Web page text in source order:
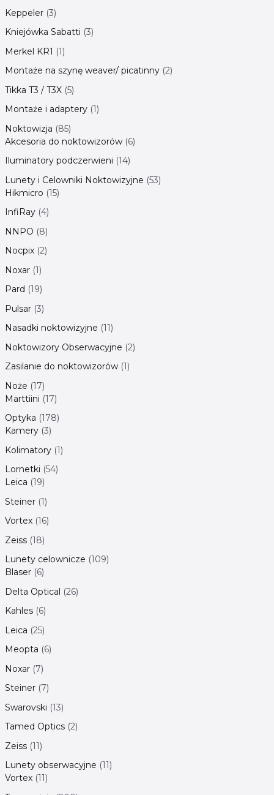
Keppeler 3
Kniejówka Sabatti 3
Merkel KR1 1
Montaże na szynę weaver/ picatinny 2
Tikka T3 / T3X 5
Montaże i adaptery 1
Noktowizja 85
Akcesoria do noktowizorów 6
Iluminatory podczerwieni 14
Lunety i Celowniki Noktowizyjne 53
Hikmicro 15
InfiRay 4
NNPO 8
Nocpix 2
Noxar 1
Pard 19
Pulsar 3
Nasadki noktowizyjne 11
Noktowizory Obserwacyjne 2
Zasilanie do noktowizorów 1
Noże 17
Marttiini 17
Optyka 178
Kamery 3
Kolimatory 1
Lornetki 54
Leica 19
Steiner 1
Vortex 16
Zeiss 18
Lunety celownicze 109
Blaser 6
Delta Optical 26
Kahles 6
Leica 25
Meopta 6
Noxar 7
Steiner 7
Swarovski 13
Tamed Optics 2
Zeiss 11
Lunety obserwacyjne 11
Vortex 11